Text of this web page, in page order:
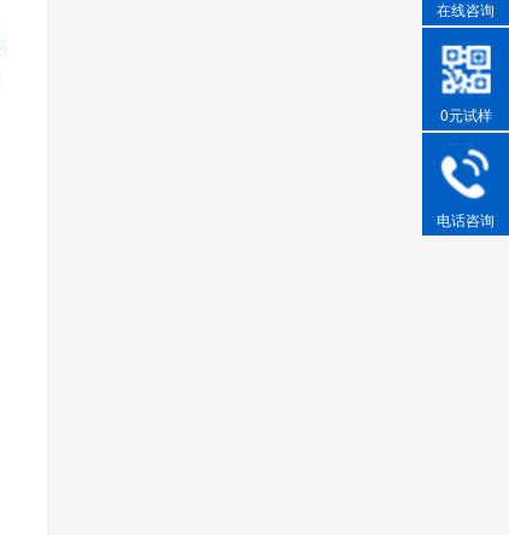
在线咨询
0元试样
电话咨询